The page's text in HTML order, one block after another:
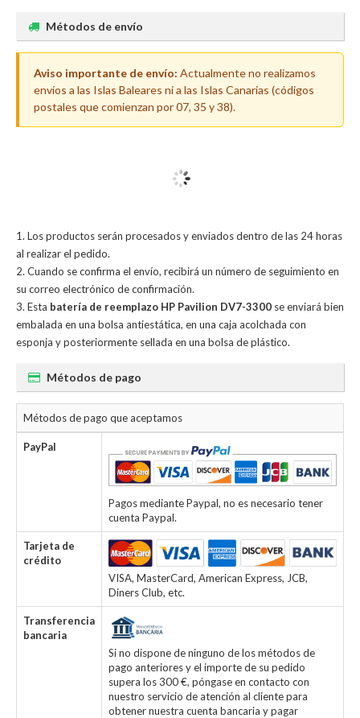
Métodos de envío
Aviso importante de envío: Actualmente no realizamos
envíos a las Islas Baleares ni a las Islas Canarias (códigos
postales que comienzan por 07, 35 y 38).
Los productos serán procesados y enviados dentro de las 24 horas
al realizar el pedido.
Cuando se confirma el envío, recibirá un número de seguimiento en
su correo electrónico de confirmación.
Esta batería de reemplazo HP Pavilion DV7-3300 se enviará bien
embalada en una bolsa antiestática, en una caja acolchada con
esponja y posteriormente sellada en una bolsa de plástico.
Métodos de pago
Métodos de pago que aceptamos
PayPal
Pagos mediante Paypal, no es necesario tener
cuenta Paypal.
Tarjeta de
crédito
VISA, MasterCard, American Express, JCB,
Diners Club, etc.
Transferencia
bancaria
Si no dispone de ninguno de los métodos de
pago anteriores y el importe de su pedido
supera los 300 €, póngase en contacto con
nuestro servicio de atención al cliente para
obtener nuestra cuenta bancaria y pagar